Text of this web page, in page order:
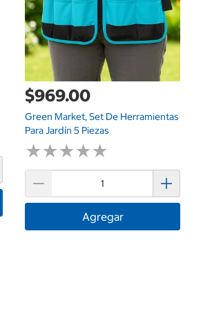
$969.00
Green Market, Set De Herramientas
Para Jardín 5 Piezas
★★★★★
★★★★★
Agregar